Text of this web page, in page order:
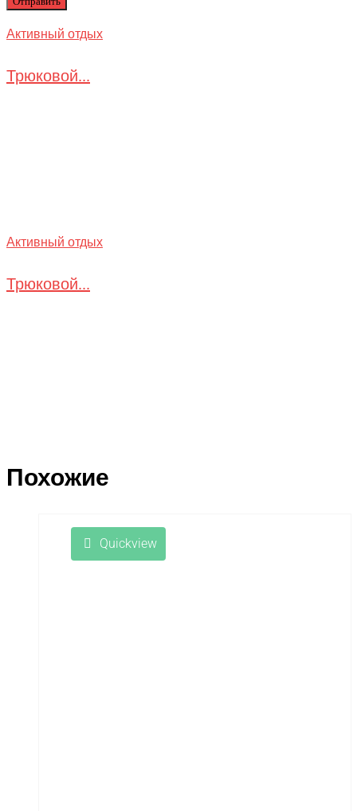
Активный отдых
Трюковой...
Активный отдых
Трюковой...
Похожие
Quickview